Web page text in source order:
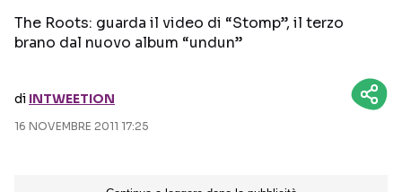
Seguici sui social
The Roots: guarda il video di “Stomp”, il terzo
brano dal nuovo album “undun”
di INTWEETION
16 NOVEMBRE 2011 17:25